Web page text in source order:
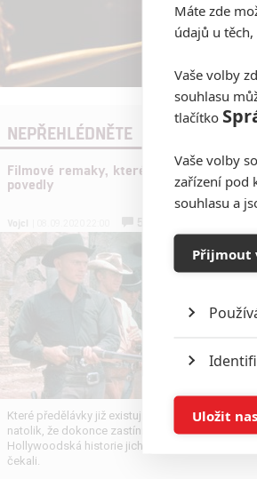
NEPŘEHLÉDNĚTE
Filmové remaky, které se až překvapivě
povedly
Které předělávky již existujících filmů se povedly
natolik, že dokonce zastínily originál?
Hollywoodská historie jich ukrývá víc, než byste
čekali.
Máte zde
údajů u
Vaše volby
souhlasu
tlačítko
Vaše volby
zařízení pod
souhlasu a
Přijmout
Uložit